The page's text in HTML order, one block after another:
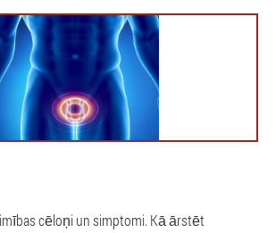
cēloņi un simptomi. Kā ārstēt